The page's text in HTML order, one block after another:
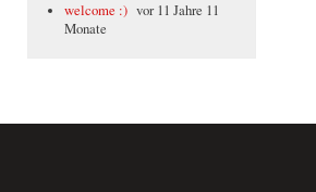
welcome :) vor 11 Jahre 11
Monate